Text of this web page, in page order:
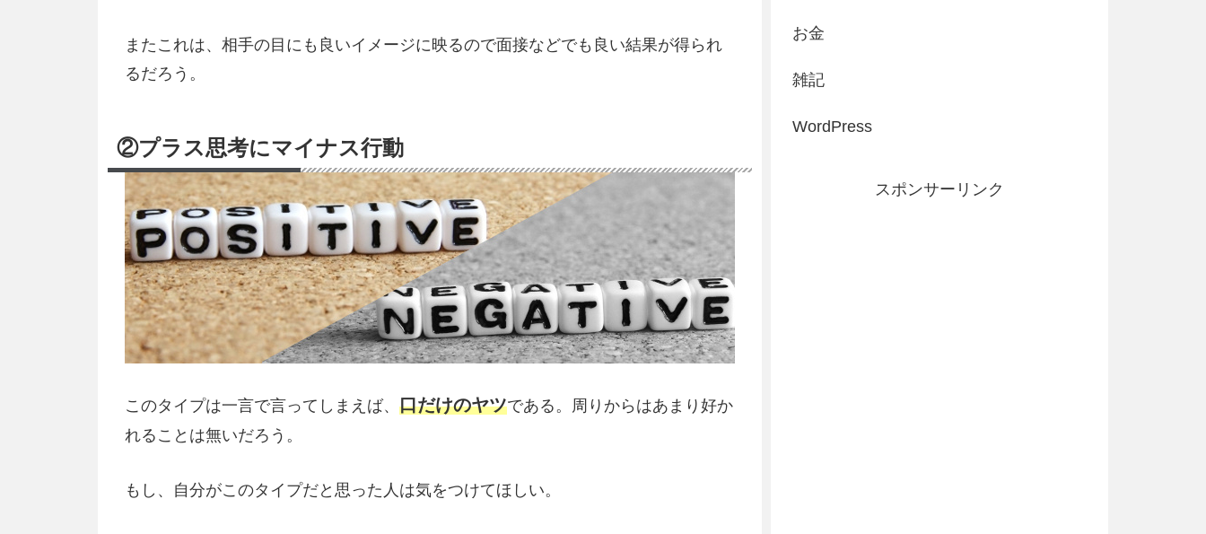
またこれは、相手の目にも良いイメージに映るので面接などでも良い結果が得られ
るだろう。
②プラス思考にマイナス行動
このタイプは一言で言ってしまえば、 口だけのヤツである。周りからはあまり好か
れることは無いだろう。
もし、自分がこのタイプだと思った人は気をつけてほしい。
お金
雑記
WordPress
スポンサーリンク